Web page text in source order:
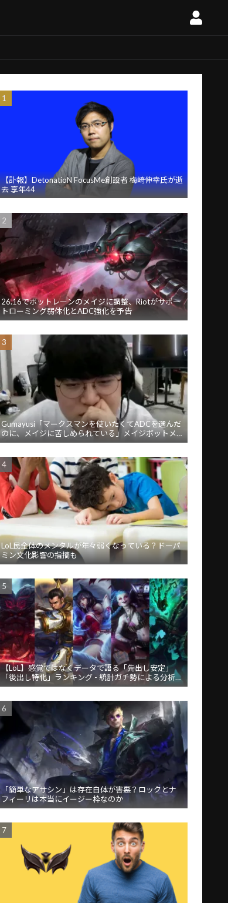
【訃報】DetonatioN FocusMe創設者 梅崎伸幸氏が逝
去 享年44
26.16でボットレーンのメイジに調整、Riotがサポー
トローミング弱体化とADC強化を予告
Gumayusi「マークスマンを使いたくてADCを選んだ
のに、メイジに苦しめられている」メイジボットメ
タに苦言
LoL民全体のメンタルが年々弱くなっている？ドーパ
ミン文化影響の指摘も
【LoL】感覚ではなくデータで語る「先出し安定」
「後出し特化」ランキング - 統計ガチ勢による分析が
話題
「簡単なアサシン」は存在自体が害悪？ロックとナ
フィーリは本当にイージー枠なのか